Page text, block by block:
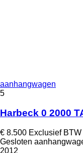
aanhangwagen
5
Harbeck 0 2000
€ 8.500 Exclusief BTW
Gesloten
2012